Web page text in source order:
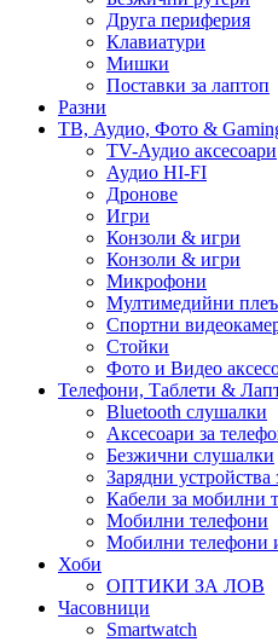
Друга периферия
Клавиатури
Мишки
Поставки за лаптоп
Разни
ТВ, Аудио, Фото &
TV-Аудио аксесоари
Аудио HI-FI
Дронове
Игри
Конзоли & игри
Конзоли & игри
Микрофони
Мултимедийни
Спортни
Стойки
Фото и Видео
Телефони, Таблети &
Bluetooth слушалки
Аксесоари за
Безжични слушалки
Зарядни
Кабели за мобилни
Мобилни телефони
Мобилни телефони
Хоби
ОПТИКИ ЗА ЛОВ
Часовници
Smartwatch